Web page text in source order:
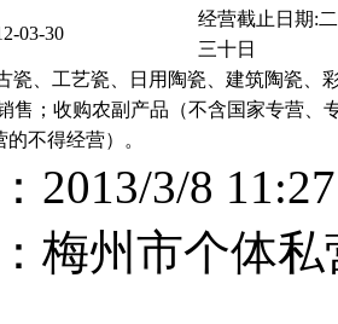
03-30
经营截止日期:二
三十日
瓷、工艺瓷、日用陶瓷、建筑陶瓷、
售；收购农副产品（不含国家专营、
不得经营）。
2013/3/8
梅州市个体